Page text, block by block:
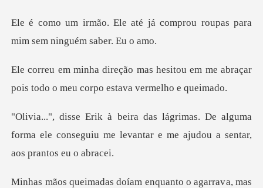
já comprou roupas para
mim
sitou em me abraçar
pois todo o me
De alguma
forma ele conseguiu me levantar e
a, mas